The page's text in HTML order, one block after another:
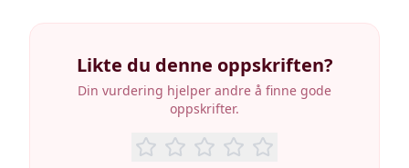
Likte du denne oppskriften?
Din vurdering hjelper andre å finne gode
oppskrifter.